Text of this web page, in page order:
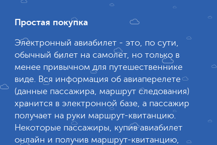
Простая покупка
Электронный авиабилет - это, по сути,
обычный билет на самолет, но только в
менее привычном для путешественнике
виде. Вся информация об авиаперелете
(данные пассажира, маршрут следования)
хранится в электронной базе, а пассажир
получает на руки маршрут-квитанцию.
Некоторые пассажиры, купив авиабилет
онлайн и получив маршрут-квитанцию,